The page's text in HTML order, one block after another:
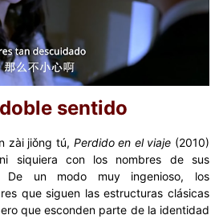
sentido
zài jiǒng tú, Perdido en el viaje (2010)
siquiera con los nombres de sus
De un modo muy ingenioso, los
que siguen las estructuras clásicas
que esconden parte de la identidad